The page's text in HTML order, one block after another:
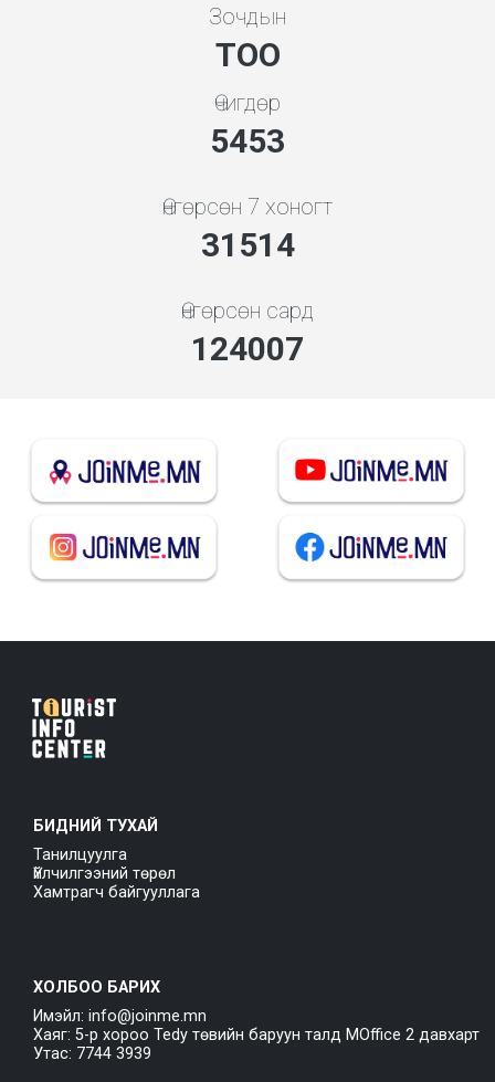
Зочдын
ТОО
Өчигдөр
5843
Өнгөрсөн 7 хоногт
33765
Өнгөрсөн сард
138316
БИДНИЙ ТУХАЙ
Танилцуулга
Үйлчилгээний төрөл
Хамтрагч байгууллага
ХОЛБОО БАРИХ
Имэйл: info@joinme.mn
Хаяг: 5-р хороо Tedy төвийн баруун талд MOffice 2 давхарт
Утас: 7744 3939